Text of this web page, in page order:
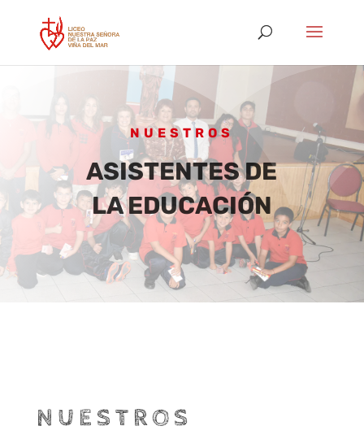
NUESTROS
ASISTENTES DE
LA EDUCACIÓN
NUESTROS